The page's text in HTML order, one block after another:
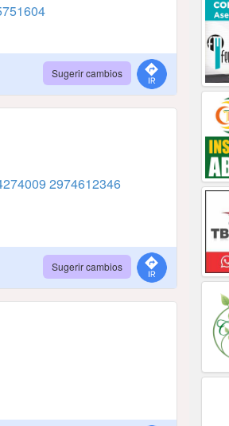
Sugerir cambios
2974612346
Sugerir cambios